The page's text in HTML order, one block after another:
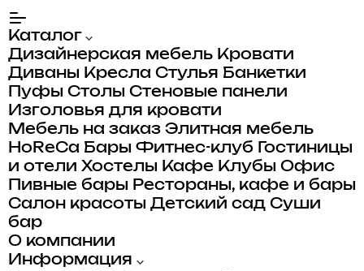
Каталог
Дизайнерская мебель Кровати
Диваны Кресла Стулья Банкетки
Пуфы Столы Стеновые панели
Изголовья для кровати
Мебель на заказ Элитная мебель
HoReCa Бары Фитнес-клуб
Гостиницы
и отели Хостелы Кафе Клубы Офис
Пивные бары Рестораны, кафе и бары
Салон красоты Детский сад Суши
бар
О компании
Информация